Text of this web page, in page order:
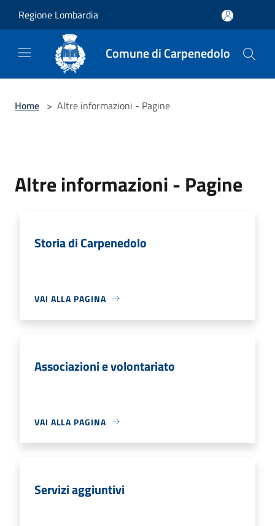
Regione Lombardia
Comune di Carpenedolo
Home > Altre informazioni - Pagine
Altre informazioni - Pagine
Storia di Carpenedolo
VAI ALLA PAGINA
Associazioni e volontariato
VAI ALLA PAGINA
Servizi aggiuntivi